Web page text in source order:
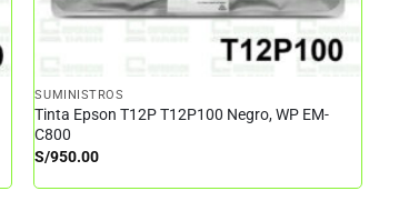
SUMINISTROS
Tinta Epson T12P T12P100 Negro, WP EM-
C800
S/950.00